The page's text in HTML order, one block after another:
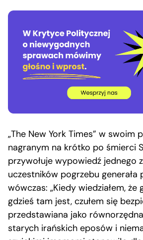
„The New York Times” w swoim
nagranym na krótko po śmierci
przywołuje wypowiedź jednego
uczestników pogrzebu generała
wówczas: „Kiedy wiedziałem, że
gdzieś tam jest, czułem się
przedstawiana jako
starych irańskich eposów i